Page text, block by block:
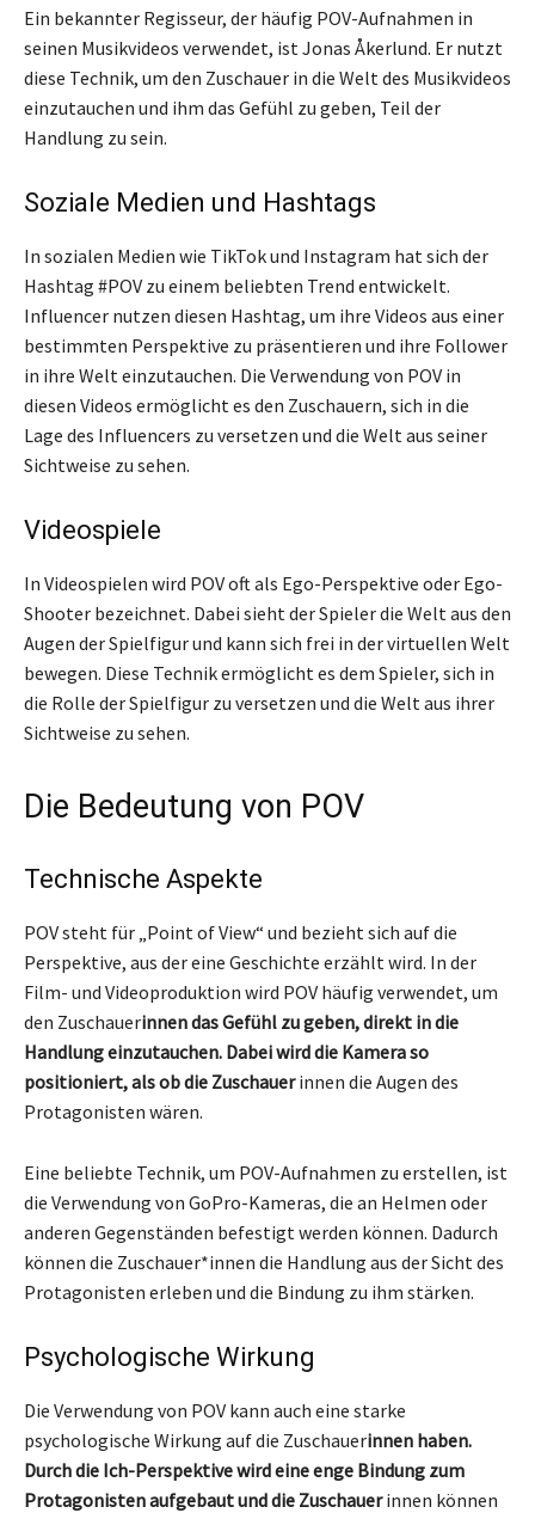
Ein bekannter Regisseur, der häufig POV-Aufnahmen in
seinen Musikvideos verwendet, ist Jonas Åkerlund. Er nutzt
diese Technik, um den Zuschauer in die Welt des Musikvideos
einzutauchen und ihm das Gefühl zu geben, Teil der
Handlung zu sein.
Soziale Medien und Hashtags
In sozialen Medien wie TikTok und Instagram hat sich der
Hashtag #POV zu einem beliebten Trend entwickelt.
Influencer nutzen diesen Hashtag, um ihre Videos aus einer
bestimmten Perspektive zu präsentieren und ihre Follower
in ihre Welt einzutauchen. Die Verwendung von POV in
diesen Videos ermöglicht es den Zuschauern, sich in die
Lage des Influencers zu versetzen und die Welt aus seiner
Sichtweise zu sehen.
Videospiele
In Videospielen wird POV oft als Ego-Perspektive oder Ego-
Shooter bezeichnet. Dabei sieht der Spieler die Welt aus den
Augen der Spielfigur und kann sich frei in der virtuellen Welt
bewegen. Diese Technik ermöglicht es dem Spieler, sich in
die Rolle der Spielfigur zu versetzen und die Welt aus ihrer
Sichtweise zu sehen.
Die Bedeutung von POV
Technische Aspekte
POV steht für „Point of View“ und bezieht sich auf die
Perspektive, aus der eine Geschichte erzählt wird. In der
Film- und Videoproduktion wird POV häufig verwendet, um
den Zuschauerinnen das Gefühl zu geben, direkt in die
Handlung einzutauchen. Dabei wird die Kamera so
positioniert, als ob die Zuschauerinnen die Augen des
Protagonisten wären.
Eine beliebte Technik, um POV-Aufnahmen zu erstellen, ist
die Verwendung von GoPro-Kameras, die an Helmen oder
anderen Gegenständen befestigt werden können. Dadurch
können die Zuschauer*innen die Handlung aus der Sicht des
Protagonisten erleben und die Bindung zu ihm stärken.
Psychologische Wirkung
Die Verwendung von POV kann auch eine starke
psychologische Wirkung auf die Zuschauerinnen haben.
Durch die Ich-Perspektive wird eine enge Bindung zum
Protagonisten aufgebaut und die Zuschauerinnen können